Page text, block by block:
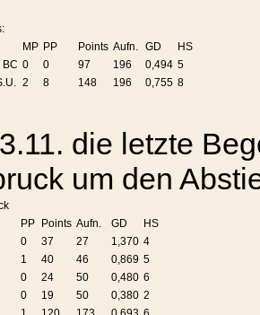
MP PP Points Aufn. GD
HS
BC 0 0 97 196 0,494 5
2 8 148 196 0,755 8
die letzte
um den
PP
Points Aufn. GD
HS
0 37 27 1,370 4
1 40 46 0,869 5
0 24 50 0,480 6
0 19 50 0,380 2